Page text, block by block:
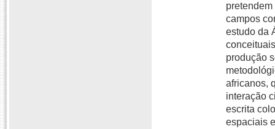
campos
estudo da
produção
africanos,
interação
escrita
espaciais